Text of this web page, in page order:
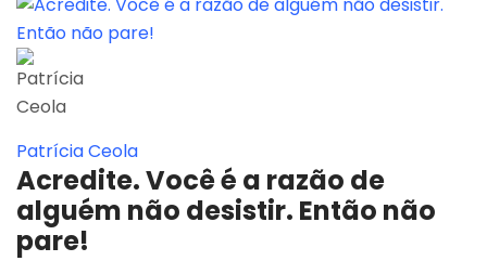
Patrícia Ceola
Acredite. Você é a razão de
alguém não desistir. Então não
pare!